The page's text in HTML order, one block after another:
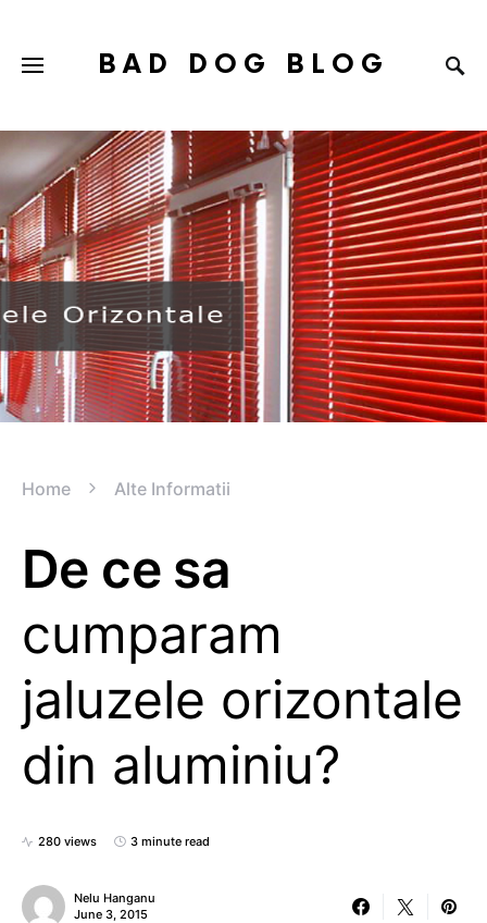
BAD DOG BLOG
Home Alte Informatii
De ce sa
cumparam
jaluzele orizontale
din aluminiu?
280 views 3 minute read
Nelu Hanganu
June 3, 2015